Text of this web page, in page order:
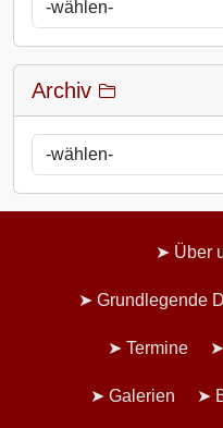
Archiv
Über
Grundlegende
Termine
Galerien